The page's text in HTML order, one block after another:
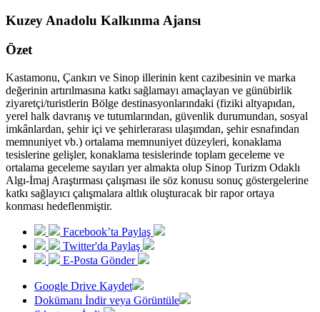
Kuzey Anadolu Kalkınma Ajansı
Özet
Kastamonu, Çankırı ve Sinop illerinin kent cazibesinin ve marka
değerinin artırılmasına katkı sağlamayı amaçlayan ve günübirlik
ziyaretçi/turistlerin Bölge destinasyonlarındaki (fiziki altyapıdan,
yerel halk davranış ve tutumlarından, güvenlik durumundan, sosyal
imkânlardan, şehir içi ve şehirlerarası ulaşımdan, şehir esnafından
memnuniyet vb.) ortalama memnuniyet düzeyleri, konaklama
tesislerine gelişler, konaklama tesislerinde toplam geceleme ve
ortalama geceleme sayıları yer almakta olup Sinop Turizm Odaklı
Algı-İmaj Araştırması çalışması ile söz konusu sonuç göstergelerine
katkı sağlayıcı çalışmalara altlık oluşturacak bir rapor ortaya
konması hedeflenmiştir.
Facebook’ta Paylaş
Twitter'da Paylaş
E-Posta Gönder
Google Drive Kaydet
Dokümanı İndir veya Görüntüle